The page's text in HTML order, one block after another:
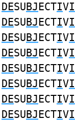
DESUBJECTIVI
DESUBJECTIVI
DESUBJECTIVI
DESUBJECTIVI
DESUBJECTIVI
DESUBJECTIVI
DESUBJECTIVI
DESUBJECTIVI